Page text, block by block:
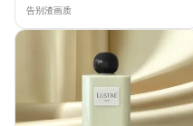
告别渣画质